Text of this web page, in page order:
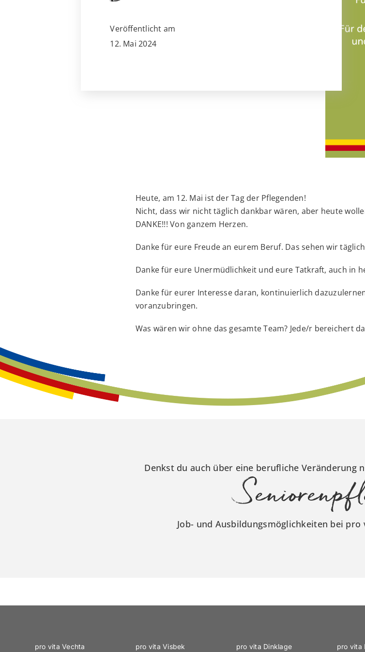
Veröffentlicht am
12. Mai 2024
Heute, am 12. Mai ist der Tag der Pflegenden!
Nicht, dass wir nicht täglich dankbar wären, aber heute
DANKE!!! Von ganzem Herzen.
Danke für eure Freude an eurem Beruf. Das sehen wir
Danke für eure Unermüdlichkeit und eure Tatkraft, auch in
Danke für eurer Interesse daran, kontinuierlich
voranzubringen.
Was wären wir ohne das gesamte Team? Jede/r bereichert
Denkst du auch über eine berufliche Veränderung
Job- und Ausbildungsmöglichkeiten bei
pro vita Vechta pro vita Visbek pro vita Dinklage pro vita